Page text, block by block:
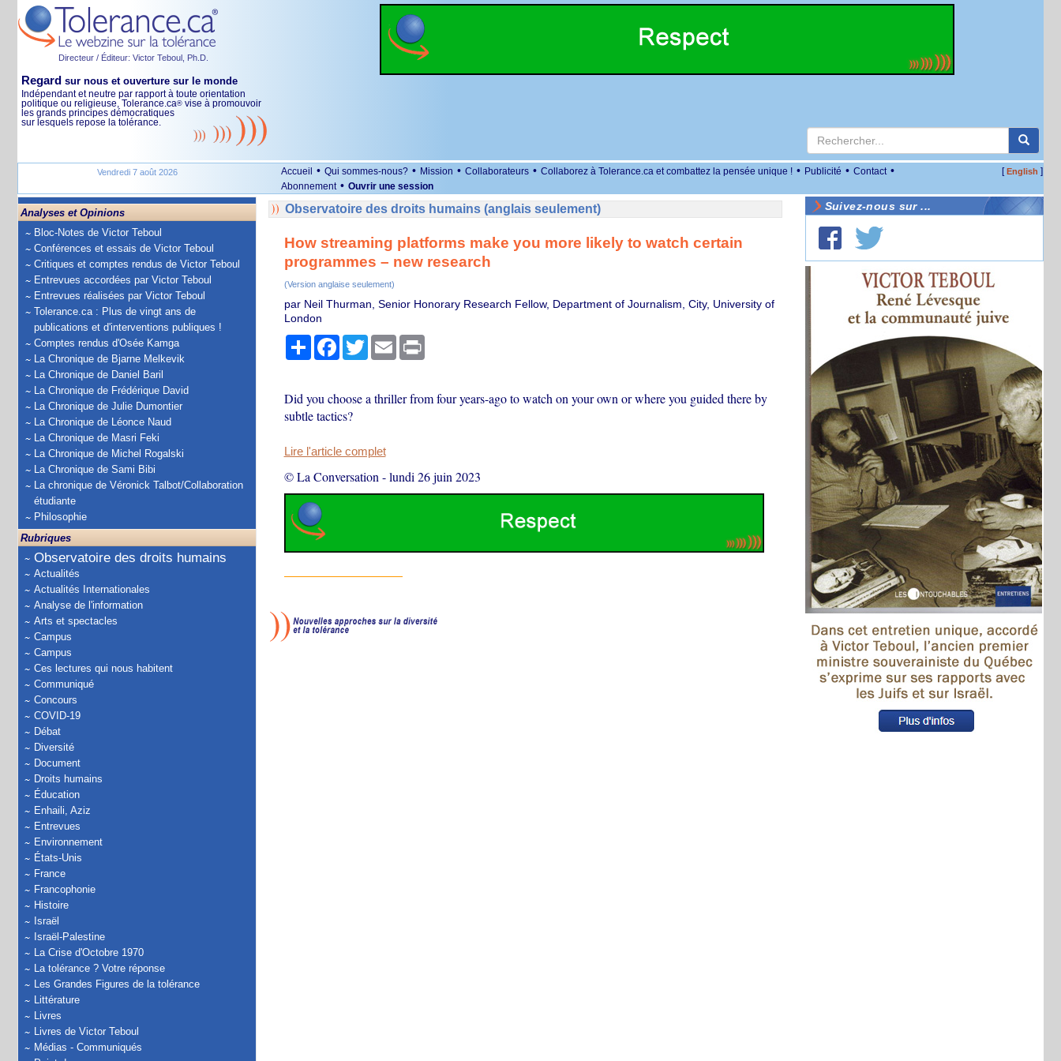
Directeur / Éditeur: Victor Teboul, Ph.D.
Regard sur nous et ouverture sur le monde
Indépendant et neutre par rapport à toute orientation
politique ou religieuse, Tolerance.ca® vise à promouvoir
les grands principes démocratiques
sur lesquels repose la tolérance.
Vendredi 7 août 2026 Accueil • Qui sommes-nous? • Mission • Collaborateurs • Collaborez à Tolerance.ca et combattez la pensée unique ! • Publicité • Contact •
Abonnement • Ouvrir une session
[English ]
Analyses et Opinions
Bloc-Notes de Victor Teboul
Conférences et essais de Victor Teboul
Critiques et comptes rendus de Victor Teboul
Entrevues accordées par Victor Teboul
Entrevues réalisées par Victor Teboul
Tolerance.ca : Plus de vingt ans de
publications et d'interventions publiques !
Comptes rendus d'Osée Kamga
La Chronique de Bjarne Melkevik
La Chronique de Daniel Baril
La Chronique de Frédérique David
La Chronique de Julie Dumontier
La Chronique de Léonce Naud
La Chronique de Masri Feki
La Chronique de Michel Rogalski
La Chronique de Sami Bibi
La chronique de Véronick Talbot/Collaboration
étudiante
Philosophie
Rubriques
Observatoire des droits humains
Actualités
Actualités Internationales
Analyse de l'information
Arts et spectacles
Campus
Campus
Ces lectures qui nous habitent
Communiqué
Concours
COVID-19
Débat
Diversité
Document
Droits humains
Éducation
Enhaili, Aziz
Entrevues
Environnement
États-Unis
France
Francophonie
Histoire
Israël
Israël-Palestine
La Crise d'Octobre 1970
La tolérance ? Votre réponse
Les Grandes Figures de la tolérance
Littérature
Livres
Livres de Victor Teboul
Médias - Communiqués
Observatoire des droits humains (anglais seulement)
How streaming platforms make you more likely to watch certain
programmes – new research
(Version anglaise seulement)
par Neil Thurman, Senior Honorary Research Fellow, Department of Journalism, City, University of
London
PartagerFacebook
TwitterEmail Print
Did you choose a thriller from four years-ago to watch on your own or where you guided there by
subtle tactics?
Lire l'article complet
© La Conversation -lundi 26 juin 2023
Suivez-nous sur ...